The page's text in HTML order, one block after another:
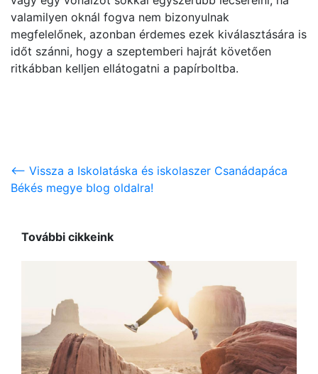
valamilyen oknál fogva nem bizonyulnak
megfelelőnek, azonban érdemes ezek kiválasztására is
időt szánni, hogy a szeptemberi hajrát követően
ritkábban kelljen ellátogatni a papírboltba.
<-- Vissza a Iskolatáska és iskolaszer Csanádapáca
Békés megye blog oldalra!
További cikkeink